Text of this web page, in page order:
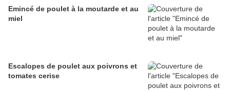
Emincé de poulet à la moutarde et au
miel
Escalopes de poulet aux poivrons et
tomates cerise